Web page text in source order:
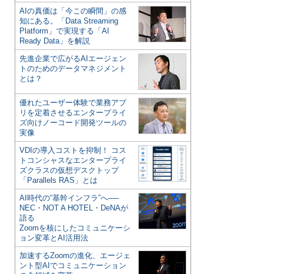
AIの真価は「今この瞬間」の感
知にある。「Data Streaming
Platform」で実現する「AI
Ready Data」を解説
先進企業で広がるAIエージェン
トのためのデータマネジメント
とは？
優れたユーザー体験で業務アプ
リを定着させるエンタープライ
ズ向けノーコード開発ツールの
実像
VDIの導入コストを抑制！ コス
トコンシャスなエンタープライ
ズクラスの仮想デスクトップ
「Parallels RAS」とは
AI時代の“基幹インフラ”へ──
NEC・NOT A HOTEL・DeNAが
語る
Zoomを核にしたコミュニケーシ
ョン変革とAI活用法
加速するZoomの進化、エージェ
ント型AIでコミュニケーション